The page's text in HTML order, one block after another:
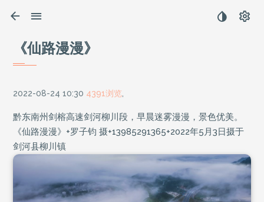
《仙路漫漫》
2022-08-24 10:30 4391浏览
黔东南州剑榕高速剑河柳川段，早晨迷雾漫漫，景色优美。
《仙路漫漫》+罗子钧 摄+13985291365+2022年5月3日摄于
剑河县柳川镇